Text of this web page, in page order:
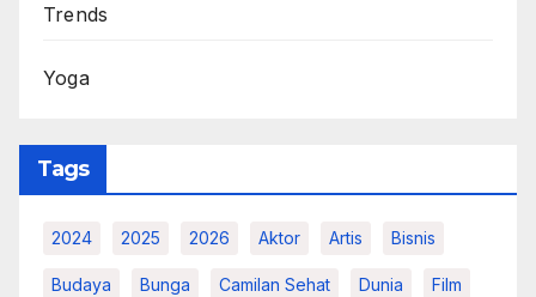
Trends
Yoga
Tags
2024 2025 2026 Aktor Artis Bisnis
Budaya Bunga Camilan Sehat Dunia Film